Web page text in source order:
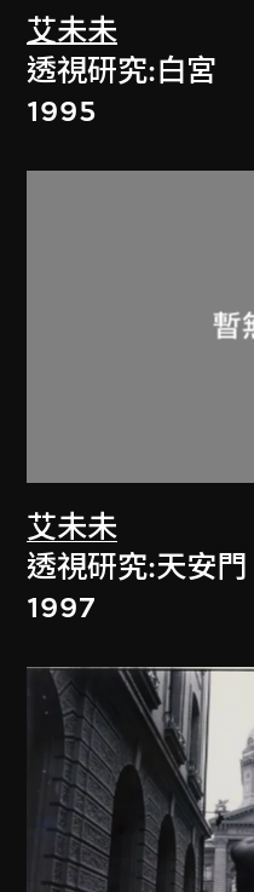
艾未未
透視研究:白宮
1995
艾未未
透視研究:天安門
1997